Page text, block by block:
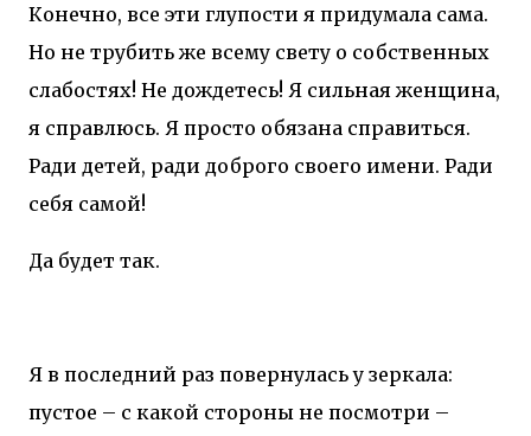
Конечно, все эти глупости я придумала сама.
Но не трубить же всему свету о собственных
слабостях! Не дождетесь! Я сильная женщина,
я справлюсь. Я просто обязана справиться.
Ради детей, ради доброго своего имени. Ради
себя самой!
Да будет так.
Я в последний раз повернулась у зеркала:
пустое – с какой стороны не посмотри –